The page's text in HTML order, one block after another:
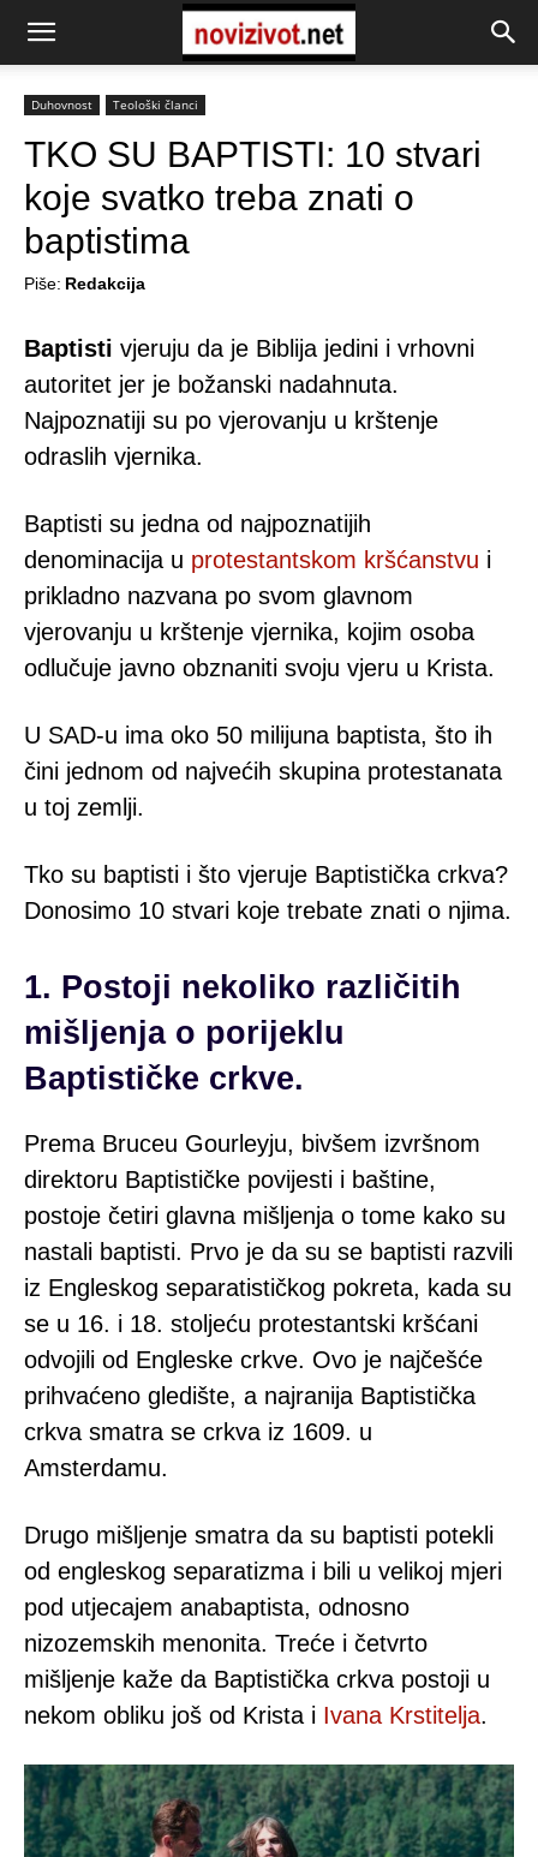
Duhovnost Teološki članci
TKO SU BAPTISTI: 10 stvari
koje svatko treba znati o
baptistima
Piše: Redakcija
Baptisti vjeruju da je Biblija jedini i vrhovni
autoritet jer je božanski nadahnuta.
Najpoznatiji su po vjerovanju u krštenje
odraslih vjernika.
Baptisti su jedna od najpoznatijih
denominacija u protestantskom kršćanstvu i
prikladno nazvana po svom glavnom
vjerovanju u krštenje vjernika, kojim osoba
odlučuje javno obznaniti ​​svoju vjeru u Krista.
U SAD-u ima oko 50 milijuna baptista, što ih
čini jednom od najvećih skupina protestanata
u toj zemlji.
Tko su baptisti i što vjeruje Baptistička crkva?
Donosimo 10 stvari koje trebate znati o njima.
1. Postoji nekoliko različitih
mišljenja o porijeklu
Baptističke crkve.
Prema Bruceu Gourleyju, bivšem izvršnom
direktoru Baptističke povijesti i baštine,
postoje četiri glavna mišljenja o tome kako su
nastali baptisti. Prvo je da su se baptisti razvili
iz Engleskog separatističkog pokreta, kada su
se u 16. i 18. stoljeću protestantski kršćani
odvojili od Engleske crkve. Ovo je najčešće
prihvaćeno gledište, a najranija Baptistička
crkva smatra se crkva iz 1609. u
Amsterdamu.
Drugo mišljenje smatra da su baptisti potekli
od engleskog separatizma i bili u velikoj mjeri
pod utjecajem anabaptista, odnosno
nizozemskih menonita. Treće i četvrto
mišljenje kaže da Baptistička crkva postoji u
nekom obliku još od Krista i Ivana Krstitelja.